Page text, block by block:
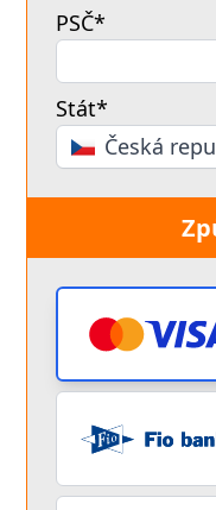
PSČ*
Stát*
Česká